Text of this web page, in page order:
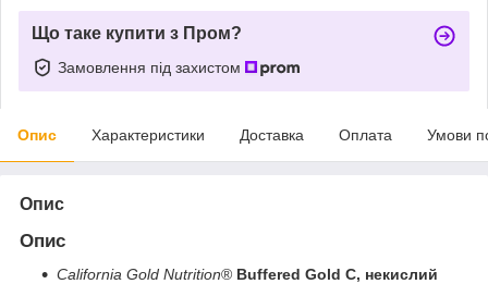
Що таке купити з Пром?
Замовлення під захистом
Опис Характеристики Доставка Оплата Умови
Опис
Опис
California Gold Nutrition® Buffered Gold C, некислий